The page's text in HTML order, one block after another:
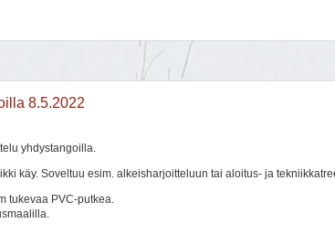
8.5.2022
yhdystangoilla.
käy. Soveltuu esim. alkeisharjoitteluun tai aloitus- ja
tukevaa PVC-putkea.